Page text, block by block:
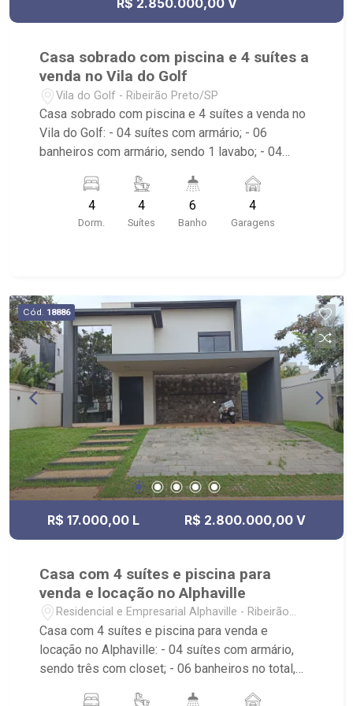
R$ 2.850.000,00 V
Casa sobrado com piscina e 4 suítes a
venda no Vila do Golf
Vila do Golf - Ribeirão Preto/SP
Casa sobrado com piscina e 4 suítes a venda no
Vila do Golf: - 04 suítes com armário; - 06
banheiros com armário, sendo 1 lavabo; - 04
Automatização na iluminação, persianas com
Alexa/Google; - Sala de Jantar; - Sala de TV; -
Escritório reversível; - Cozinha Integrada; - Área
Aquecedor solar; - Energia fotovoltaica instalada
8 placas e 2 micro inversores, pode ser ampliado
; - Condomínio com portaria 24h, piscina, quadra
de esportes, quadra de areia beach tenis, quadra
de tenis coberta, campo de futebol gramado,
playground, academia, pista de caminha e salão
de festas. - Próximo ao Shopping Iguatemi,
colégio Concept, Saibin e Cervantes em Bonfim.
4
Dorm.
4
Suítes
6
Banho
4
Garagens
Cód. 18886
R$ 17.000,00 L R$ 2.800.000,00 V
Casa com 4 suítes e piscina para
venda e locação no Alphaville
Residencial e Empresarial Alphaville - Ribeirão
Preto/SP
Casa com 4 suítes e piscina para venda e
locação no Alphaville: - 04 suítes com armário,
sendo três com closet; - 06 banheiros no total,